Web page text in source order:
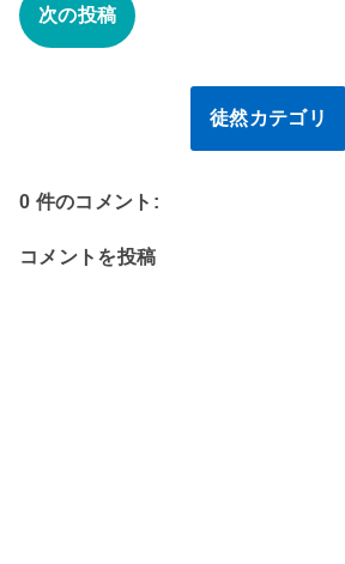
次の投稿
徒然カテゴリ
0 件のコメント:
コメントを投稿